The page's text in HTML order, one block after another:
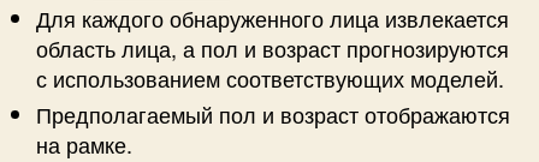
Для каждого обнаруженного лица извлекается
область лица, а пол и возраст прогнозируются
с использованием соответствующих моделей.
Предполагаемый пол и возраст отображаются
на рамке.